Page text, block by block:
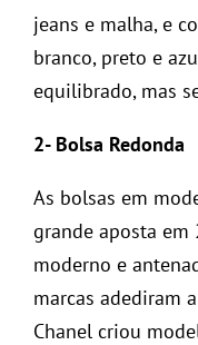
jeans e malha, e
branco, preto e
equilibrado, mas
2- Bolsa Redonda
As bolsas em
grande aposta
moderno e
marcas adediram
Chanel criou